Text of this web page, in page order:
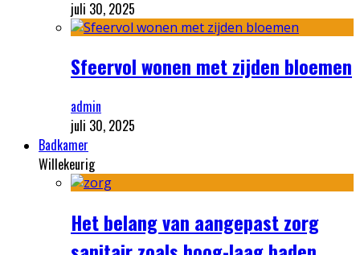
juli 30, 2025
Sfeervol wonen met zijden bloemen
admin
juli 30, 2025
Badkamer
Willekeurig
Het belang van aangepast zorg